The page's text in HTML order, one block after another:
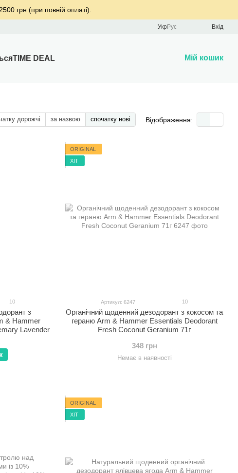
грн (при повній оплаті).
УкрРус Вхід
TIME DEAL Мій кошик
дорожчі за назвою спочатку нові Відображення:
10
з
& Hammer
Lavender
ORIGINAL
ХІТ
Артикул: 6247 10
Органічний щоденний дезодорант з кокосом та
гераню Arm & Hammer Essentials Deodorant
Fresh Coconut Geranium 71г
348 грн
Немає в наявності
ORIGINAL
ХІТ